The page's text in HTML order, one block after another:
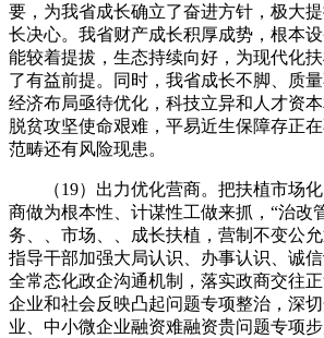
要，为我省成长确立了奋进方针，极大
长决心。我省财产成长积厚成势，根本
能较着提拔，生态持续向好，为现代化
了有益前提。同时，我省成长不脚、质
经济布局亟待优化，科技立异和人才资
脱贫攻坚使命艰难，平易近生保障存正
范畴还有风险现患。
（19）出力优化营商。把扶植市场化
商做为根本性、计谋性工做来抓，“治改
务、、市场、、成长扶植，营制不变公
指导干部加强大局认识、办事认识、诚
全常态化政企沟通机制，落实政商交往
企业和社会反映凸起问题专项整治，深
业、中小微企业融资难融资贵问题专项